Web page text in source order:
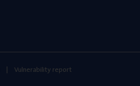
Vulnerability report